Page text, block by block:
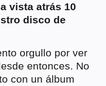
vista atrás 10
disco de
orgullo por ver
entonces. No
con un álbum